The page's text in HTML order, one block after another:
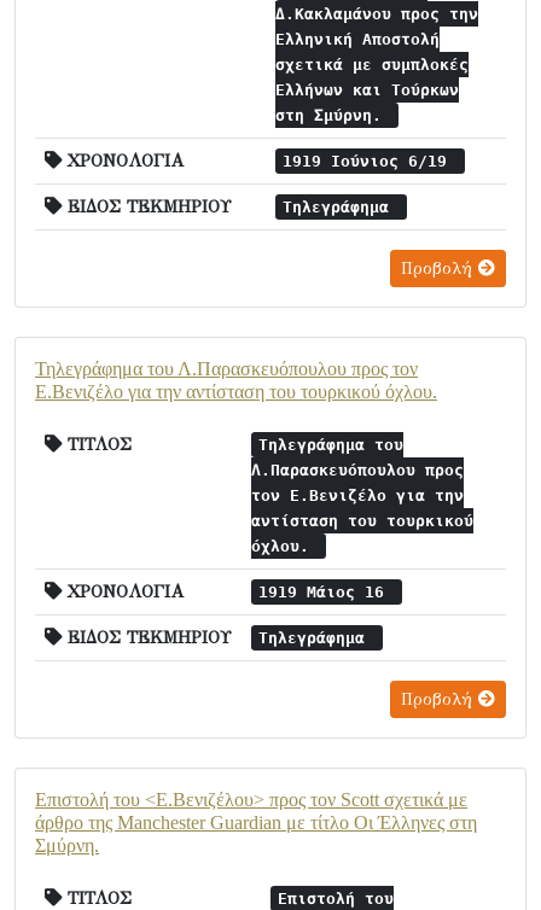
Δ.Κακλαμάνου προς την
Ελληνική Αποστολή
σχετικά με συμπλοκές
Ελλήνων και Τούρκων
στη Σμύρνη.
ΧΡΟΝΟΛΟΓΙΑ 1919 Ιούνιος 6/19
ΕΙΔΟΣ ΤΕΚΜΗΡΙΟΥ Τηλεγράφημα
Προβολή
Τηλεγράφημα του Λ.Παρασκευόπουλου προς τον
Ε.Βενιζέλο για την αντίσταση του τουρκικού όχλου.
ΤΙΤΛΟΣ
Τηλεγράφημα του
Λ.Παρασκευόπουλου προς
τον Ε.Βενιζέλο για την
αντίσταση του τουρκικού
όχλου.
ΧΡΟΝΟΛΟΓΙΑ 1919 Μάιος 16
ΕΙΔΟΣ ΤΕΚΜΗΡΙΟΥ Τηλεγράφημα
Προβολή
Επιστολή του <Ε.Βενιζέλου> προς τον Scott σχετικά με
άρθρο της Manchester Guardian με τίτλο Οι Έλληνες στη
Σμύρνη.
ΤΙΤΛΟΣ
Επιστολή του